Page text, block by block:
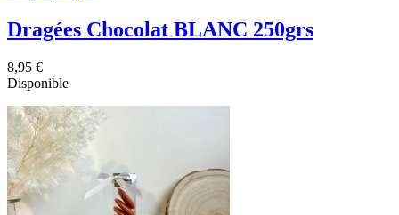
Dragées Chocolat BLANC 250grs
8,95 €
Disponible